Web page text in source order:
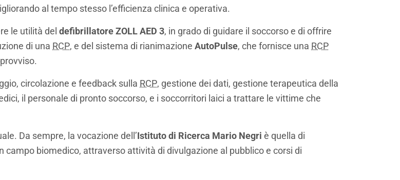
al tempo stesso l’efficienza clinica e operativa.
le utilità del defibrillatore ZOLL AED 3, in grado di guidare il soccorso e di offrire
di una RCP, e del sistema di rianimazione AutoPulse, che fornisce una RCP
circolazione e feedback sulla RCP, gestione dei dati, gestione terapeutica della
il personale di pronto soccorso, e i soccorritori laici a trattare le vittime che
Da sempre, la vocazione dell’Istituto di Ricerca Mario Negri è quella di
biomedico, attraverso attività di divulgazione al pubblico e corsi di